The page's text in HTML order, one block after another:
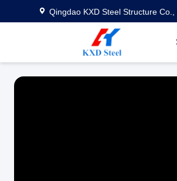
Qingdao KXD Steel Structure Co.,